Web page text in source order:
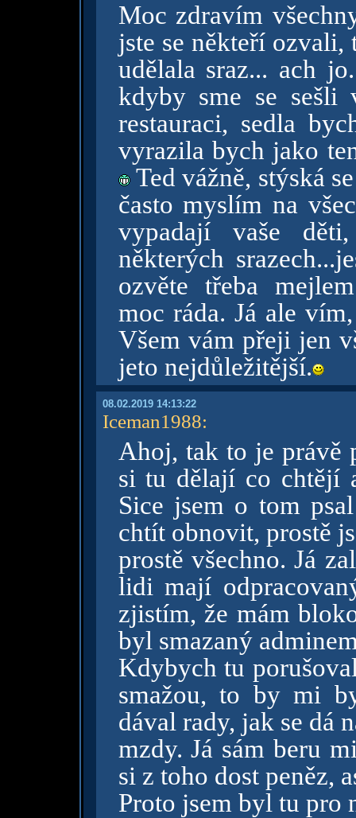
Moc zdravím
jste se někteří
udělala sraz... ach
kdyby sme se sešli
restauraci, sedla
vyrazila bych jako
Ted vážně, stýská
často myslím na
vypadají vaše
některých
ozvěte třeba
moc ráda. Já ale
Všem vám přeji jen
jeto nejdůležitější.
08.02.2019 14:13:22
Iceman1988:
Ahoj, tak to je právě
si tu dělají co chtějí
Sice jsem o tom
chtít obnovit, prostě
prostě všechno. Já
lidi mají
zjistím, že mám
byl smazaný
Kdybych tu
smažou, to by mi
dával rady, jak se dá
mzdy. Já sám beru
si z toho dost peněz,
Proto jsem byl tu pro